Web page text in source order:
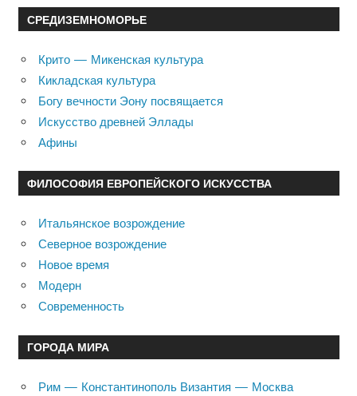
СРЕДИЗЕМНОМОРЬЕ
Крито — Микенская культура
Кикладская культура
Богу вечности Эону посвящается
Искусство древней Эллады
Афины
ФИЛОСОФИЯ ЕВРОПЕЙСКОГО ИСКУССТВА
Итальянское возрождение
Северное возрождение
Новое время
Модерн
Современность
ГОРОДА МИРА
Рим — Константинополь Византия — Москва